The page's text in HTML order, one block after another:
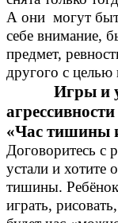
А они могут
себе внимание,
предмет,
другого с целью
Игры и
«Час тишины
Договоритесь с
устали и хотите
тишины. Ребёнок
играть,